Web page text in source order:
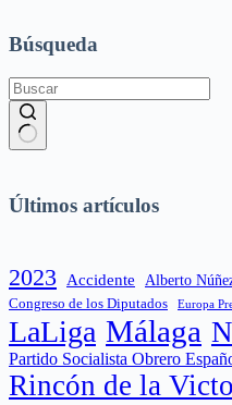
Búsqueda
Últimos artículos
2023 Accidente Alberto
Congreso de los Diputados Europa
LaLiga Málaga
Partido Socialista Obrero
Rincón de la